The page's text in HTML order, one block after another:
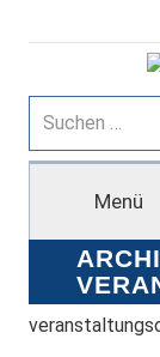
Inhalt
Suchen
nach:
Menü